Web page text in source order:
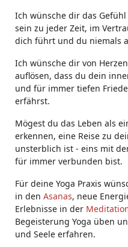
Ich wünsche dir das
sein zu jeder Zeit, im
dich führt und du niemals
Ich wünsche dir von
auflösen, dass du dein
und für immer tiefen
erfährst.
Mögest du das Leben als
erkennen, eine Reise zu
unsterblich ist - eins mit
für immer verbunden bist.
Für deine Yoga Praxis
in den Asanas, neue
Erlebnisse in der
Begeisterung Yoga üben
und Seele erfahren.